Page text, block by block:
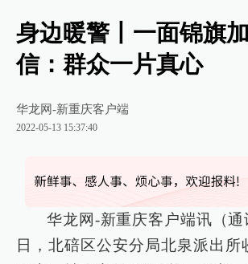
身边暖警丨一面锦旗
信：群众一片真心
华龙网-新重庆客户端
2022-05-13 15:37:40
华龙网-新重庆客户端讯（
日，北碚区公安分局北泉派出所